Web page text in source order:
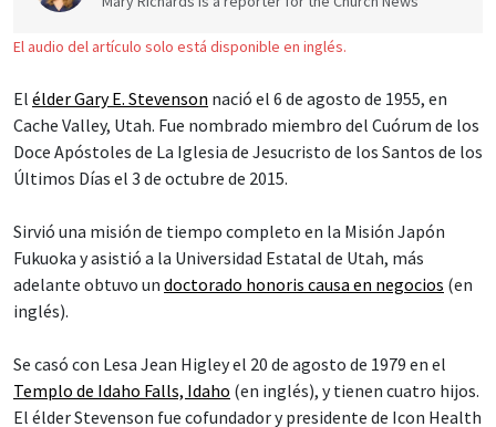
El audio del artículo solo está disponible en inglés.
El élder Gary E. Stevenson nació el 6 de agosto de 1955, en
Cache Valley, Utah. Fue nombrado miembro del Cuórum de los
Doce Apóstoles de La Iglesia de Jesucristo de los Santos de los
Últimos Días el 3 de octubre de 2015.
Sirvió una misión de tiempo completo en la Misión Japón
Fukuoka y asistió a la Universidad Estatal de Utah, más
adelante obtuvo un doctorado honoris causa en negocios (en
inglés).
Se casó con Lesa Jean Higley el 20 de agosto de 1979 en el
Templo de Idaho Falls, Idaho (en inglés), y tienen cuatro hijos.
El élder Stevenson fue cofundador y presidente de Icon Health